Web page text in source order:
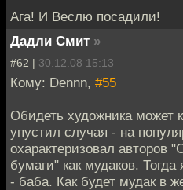
Ага! И Веслю посадили!
Дадли Смит »
#62 | 30.12.08 15:13
Кому: Dennn, #55
Обидеть художника может
упустил случая - на
охарактеризовал авторов
бумаги" как мудаков.
- баба. Как будет мудак в